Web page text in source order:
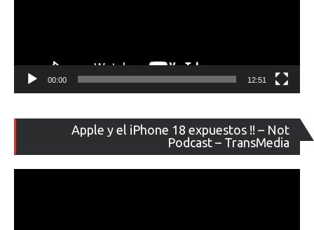
00:00 12:51
Apple y el iPhone 18 expuestos !! – Not
Podcast – TransMedia
de